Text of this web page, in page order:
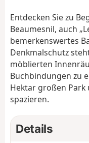
Entdecken Sie zu
Beaumesnil, auch
bemerkenswertes
Denkmalschutz
möblierten
Buchbindungen zu
Hektar großen Park
spazieren.
Details